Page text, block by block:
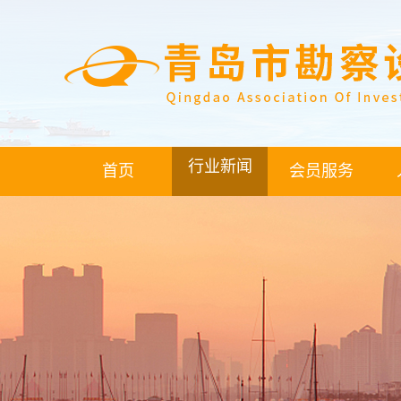
首页 行业新闻 会员服务